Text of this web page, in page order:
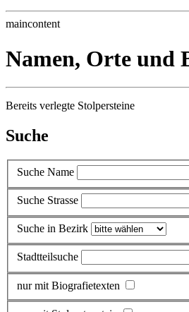
maincontent
Namen, Orte und
Bereits verlegte Stolpersteine
Suche
Suche Name
Suche Strasse
Suche in Bezirk
Stadtteilsuche
nur mit Biografietexten